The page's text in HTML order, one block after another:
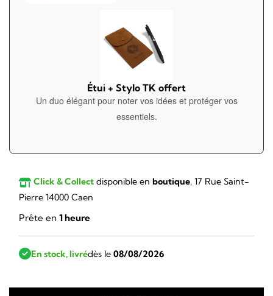
Étui + Stylo TK offert
Un duo élégant pour noter vos idées et protéger vos
essentiels.
Click & Collect disponible en boutique, 17 Rue Saint-
Pierre 14000 Caen
Prête en 1 heure
En stock, livrédès le 08/08/2026